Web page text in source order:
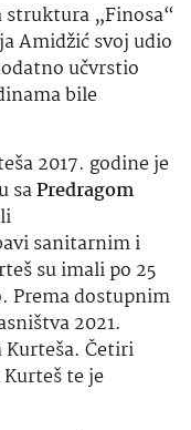
struktura „Finosa“
Amidžić svoj udio
učvrstio
bile
2017. godine je
saPredragom
sanitarnim i
su imali po 25
Prema dostupnim
2021.
Kurteša. Četiri
te je